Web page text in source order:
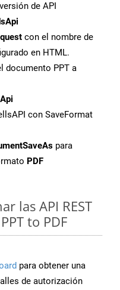
de API
con el nombre de
en HTML.
documento PPT a
con SaveFormat
para
PDF
las API REST
to PDF
para obtener una
de autorización